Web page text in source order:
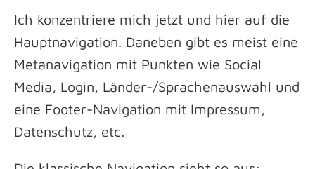
Ich konzentriere mich jetzt und hier auf die
Hauptnavigation. Daneben gibt es meist eine
Metanavigation mit Punkten wie Social
Media, Login, Länder-/Sprachenauswahl und
eine Footer-Navigation mit Impressum,
Datenschutz, etc.